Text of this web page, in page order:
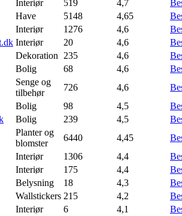
Interiør 519 4,7
Have 5148 4,65
Interiør 1276 4,6
Interiør 20 4,6
Dekoration 235 4,6
Bolig 68 4,6
Senge og
tilbehør
726 4,6
Bolig 98 4,5
Bolig 239 4,5
Planter og
blomster
6440 4,45
Interiør 1306 4,4
Interiør 175 4,4
Belysning 18 4,3
Wallstickers 215 4,2
Interiør 6 4,1